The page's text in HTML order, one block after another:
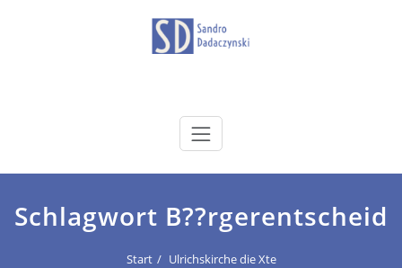
dadaczynski.de
Schlagwort B??rgerentscheid
Start Ulrichskirche die Xte